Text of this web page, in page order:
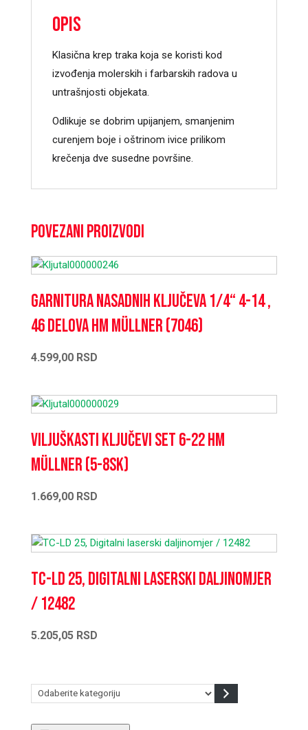
Opis
Klasična krep traka koja se koristi kod
izvođenja molerskih i farbarskih radova u
untrašnjosti objekata.
Odlikuje se dobrim upijanjem, smanjenim
curenjem boje i oštrinom ivice prilikom
krečenja dve susedne površine.
Povezani proizvodi
Garnitura nasadnih ključeva 1/4“ 4-14 ,
46 delova HM Müllner (7046)
4.599,00 RSD
Viljuškasti ključevi set 6-22 HM
Müllner (5-8SK)
1.669,00 RSD
TC-LD 25, Digitalni laserski daljinomjer
/ 12482
5.205,05 RSD
Odaberite